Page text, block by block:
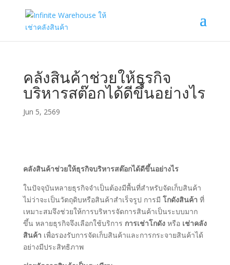
คลังสินค้าช่วยให้ธุรกิจ
บริหารสต๊อกได้ดีขึ้นอย่างไร
Jun 5, 2569
คลังสินค้าช่วยให้ธุรกิจบริหารสต๊อกได้ดีขึ้นอย่างไร
ในปัจจุบันหลายธุรกิจจำเป็นต้องมีพื้นที่สำหรับจัดเก็บสินค้า
ไม่ว่าจะเป็นวัตถุดิบหรือสินค้าสำเร็จรูป การมี โกดังสินค้า ที่
เหมาะสมจึงช่วยให้การบริหารจัดการสินค้าเป็นระบบมาก
ขึ้น หลายธุรกิจจึงเลือกใช้บริการ การเช่าโกดังหรือ เช่าคลัง
สินค้า เพื่อรองรับการจัดเก็บสินค้าและการกระจายสินค้าได้
อย่างมีประสิทธิภาพ